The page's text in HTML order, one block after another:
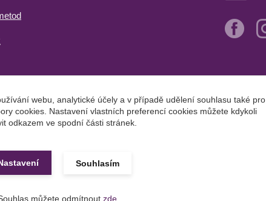
webu, analytické účely a v případě udělení souhlasu také pro
cookies. Nastavení vlastních preferencí cookies můžete kdykoli
odkazem ve spodní části stránek.
Souhlasím
můžete odmítnout zde.